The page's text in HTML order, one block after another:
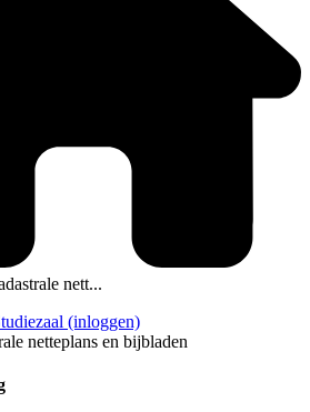
nett...
(inloggen)
netteplans en bijbladen